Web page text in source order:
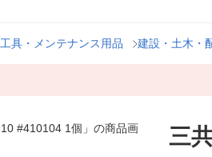
工具・メンテナンス用品 建設・土木・
三